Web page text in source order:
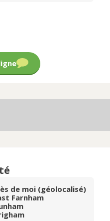
de moi (géolocalisé)
Farnham